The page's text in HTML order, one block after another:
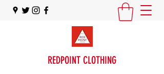
REDPOINT CLOTHING